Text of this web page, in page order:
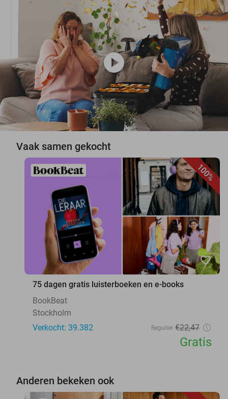
play_circle
Vaak samen gekocht
100%
favorite_border
75 dagen gratis luisterboeken en e-books
BookBeat
Stockholm
Verkocht: 39.382
Regulier €22,47
Gratis
Anderen bekeken ook